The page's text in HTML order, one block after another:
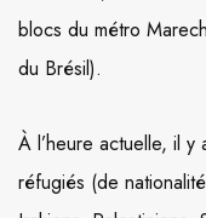
blocs du métro
du Brésil).
À l’heure actuelle, il
réfugiés (de